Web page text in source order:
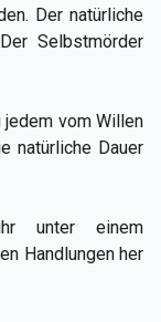
Der natürliche
Selbstmörder
vom Willen
natürliche Dauer
unter einem
Handlungen her